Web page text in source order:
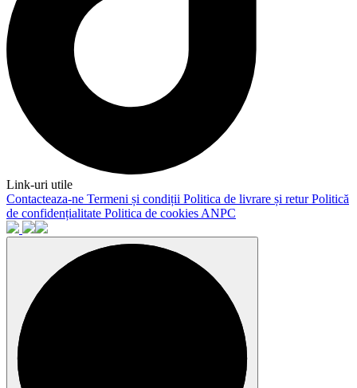
Link-uri utile
Contacteaza-ne Termeni și condiții Politica de livrare și returPolitică
de confidențialitate Politica de cookies ANPC